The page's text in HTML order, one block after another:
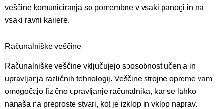
veščine komuniciranja so pomembne v vsaki panogi in na
vsaki ravni kariere.
Računalniške veščine
Računalniške veščine vključujejo sposobnost učenja in
upravljanja različnih tehnologij. Veščine strojne opreme vam
omogočajo fizično upravljanje računalnika, kar se lahko
nanaša na preproste stvari, kot je izklop in vklop naprav.